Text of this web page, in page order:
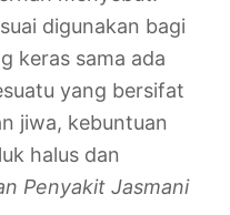
digunakan bagi
keras sama ada
yang bersifat
jiwa, kebuntuan
halus dan
Penyakit Jasmani